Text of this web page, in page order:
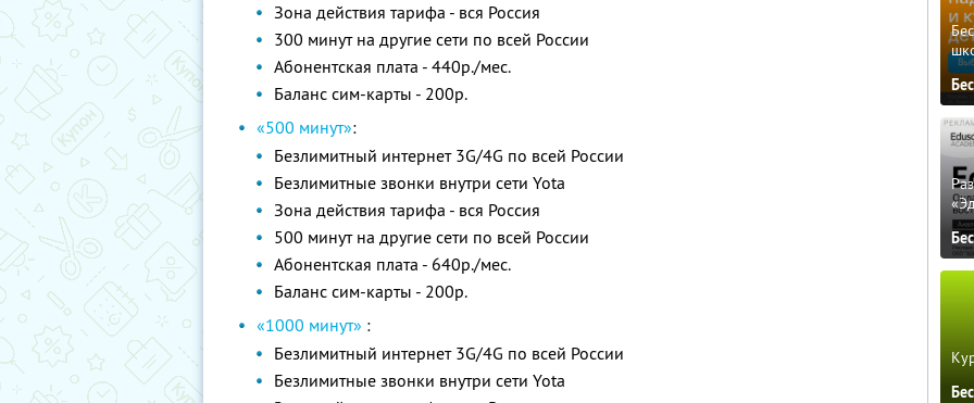
Зона действия тарифа - вся Россия
300 минут на другие сети по всей России
Абонентская плата - 440р./мес.
Баланс сим-карты - 200р.
«500 минут»:
Безлимитный интернет 3G/4G по всей России
Безлимитные звонки внутри сети Yota
Зона действия тарифа - вся Россия
500 минут на другие сети по всей России
Абонентская плата - 640р./мес.
Баланс сим-карты - 200р.
«1000 минут» :
Безлимитный интернет 3G/4G по всей России
Безлимитные звонки внутри сети Yota